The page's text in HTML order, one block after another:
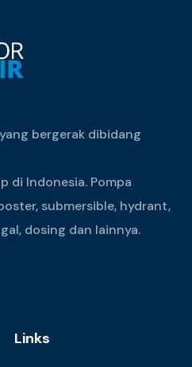
bergerak dibidang
di Indonesia. Pompa
submersible, hydrant,
dosing dan lainnya.
Links